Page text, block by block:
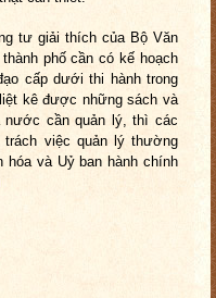
giải thích của Bộ Văn
phố cần có kế hoạch
cấp dưới thi hành trong
kê được những sách và
nước cần quản lý, thì các
việc quản lý thường
và Uỷ ban hành chính